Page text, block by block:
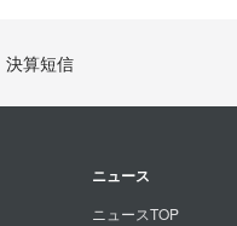
決算短信
ニュース
ニュースTOP